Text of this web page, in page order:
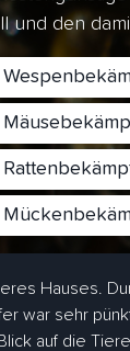
und den
Hauses.
war sehr
auf die